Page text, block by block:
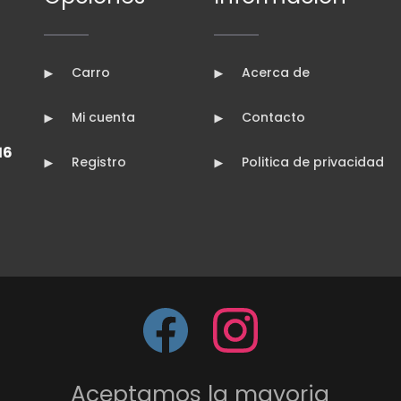
Carro
Mi cuenta
Registro
Acerca de
Contacto
Politica de privacidad
Aceptamos la mayoria